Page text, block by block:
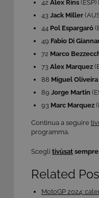
42 Alex Rins
43 Jack Miller
44 Pol Espargaró
49 Fabio Di
72 Marco
73 Alex Marquez
88 Miguel Oliveira
89 Jorge Martin
93 Marc Marquez
Continua a seguire
programma.
​​Scegli tivùsat sempre
Related
MotoGP 2024: